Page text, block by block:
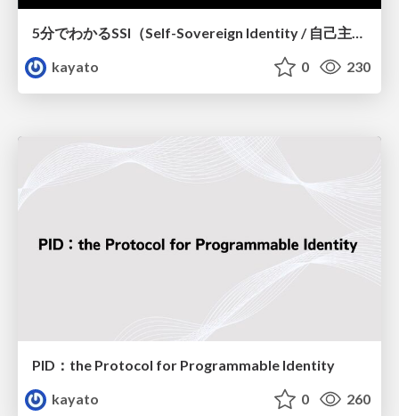
5分でわかるSSI（Self-Sovereign Identity / 自己主権型アイデンティティ）の必要性
kayato
0 230
PID：the Protocol for Programmable Identity
kayato
0 260